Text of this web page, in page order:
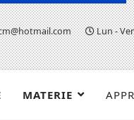
Lun -
MATERIE